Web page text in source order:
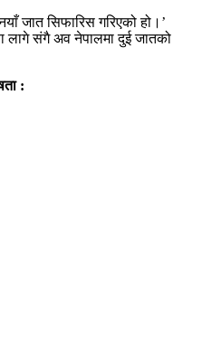
जात सिफारिस गरिएको हो।’
लागे संगै अव नेपालमा दुई जातको
: